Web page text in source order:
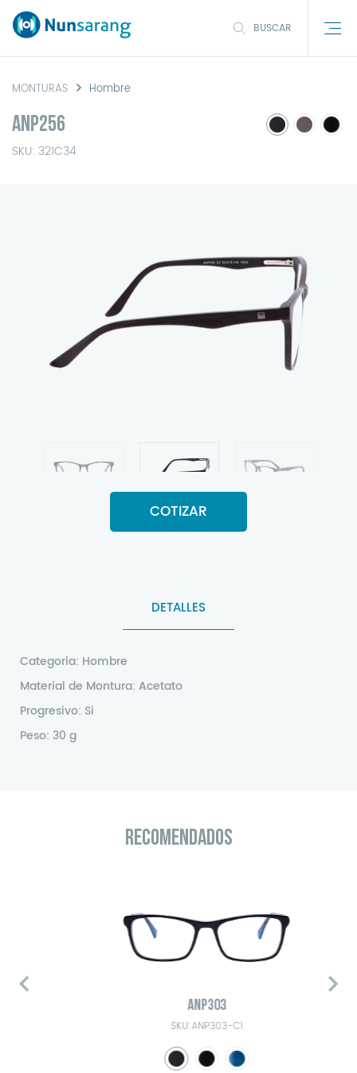
BUSCAR
MONTURAS Hombre
ANP256
SKU: 321C34
COTIZAR
DETALLES
Categoria: Hombre
Material de Montura: Acetato
Progresivo: Si
Peso: 30 g
RECOMENDADOS
ANP303
SKU:ANP303-C1